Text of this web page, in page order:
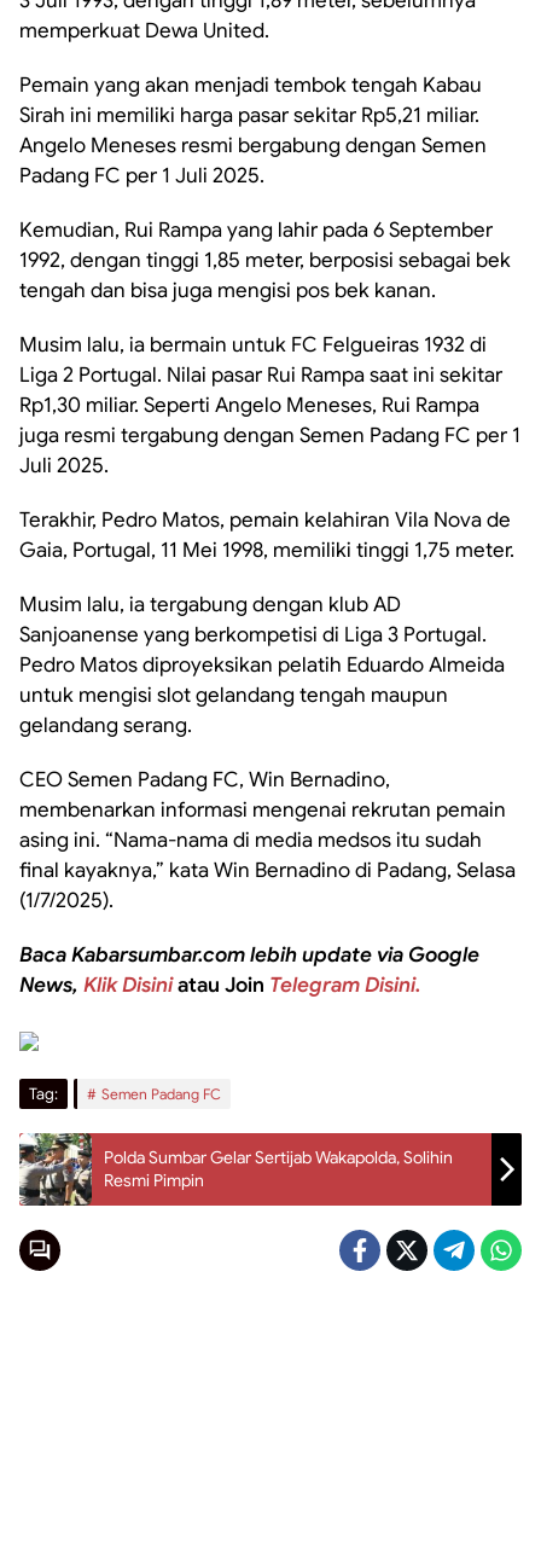
memperkuat Dewa United.
Pemain yang akan menjadi tembok tengah Kabau
Sirah ini memiliki harga pasar sekitar Rp5,21 miliar.
Angelo Meneses resmi bergabung dengan Semen
Padang FC per 1 Juli 2025.
Kemudian, Rui Rampa yang lahir pada 6 September
1992, dengan tinggi 1,85 meter, berposisi sebagai bek
tengah dan bisa juga mengisi pos bek kanan.
Musim lalu, ia bermain untuk FC Felgueiras 1932 di
Liga 2 Portugal. Nilai pasar Rui Rampa saat ini sekitar
Rp1,30 miliar. Seperti Angelo Meneses, Rui Rampa
juga resmi tergabung dengan Semen Padang FC per 1
Juli 2025.
Terakhir, Pedro Matos, pemain kelahiran Vila Nova de
Gaia, Portugal, 11 Mei 1998, memiliki tinggi 1,75 meter.
Musim lalu, ia tergabung dengan klub AD
Sanjoanense yang berkompetisi di Liga 3 Portugal.
Pedro Matos diproyeksikan pelatih Eduardo Almeida
untuk mengisi slot gelandang tengah maupun
gelandang serang.
CEO Semen Padang FC, Win Bernadino,
membenarkan informasi mengenai rekrutan pemain
asing ini. “Nama-nama di media medsos itu sudah
final kayaknya,” kata Win Bernadino di Padang, Selasa
(1/7/2025).
Baca Kabarsumbar.com lebih update via Google
News, Klik Disiniatau Join Telegram Disini.
Tag: Semen Padang FC
Polda Sumbar Gelar Sertijab Wakapolda, Solihin
Resmi Pimpin